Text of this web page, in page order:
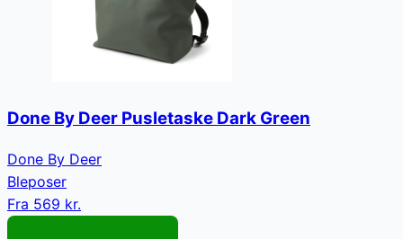
Done By Deer Pusletaske Dark Green
Done By Deer
Bleposer
Fra 569 kr.